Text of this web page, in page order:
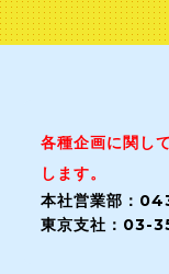
各種企画に関し
します。
本社営業部：
東京支社：03-